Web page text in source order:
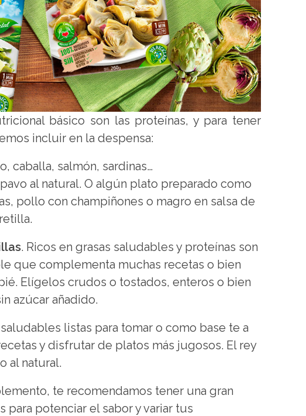
básico son las proteínas, y para tener
incluir en la despensa:
caballa, salmón, sardinas…
al natural. O algún plato preparado como
pollo con champiñones o magro en salsa de
. Ricos en grasas saludables y proteínas son
que complementa muchas recetas o bien
Elígelos crudos o tostados, enteros o bien
azúcar añadido.
saludables listas para tomar o como base te a
y disfrutar de platos más jugosos. El rey
al natural.
te recomendamos tener una gran
para potenciar el sabor y variar tus